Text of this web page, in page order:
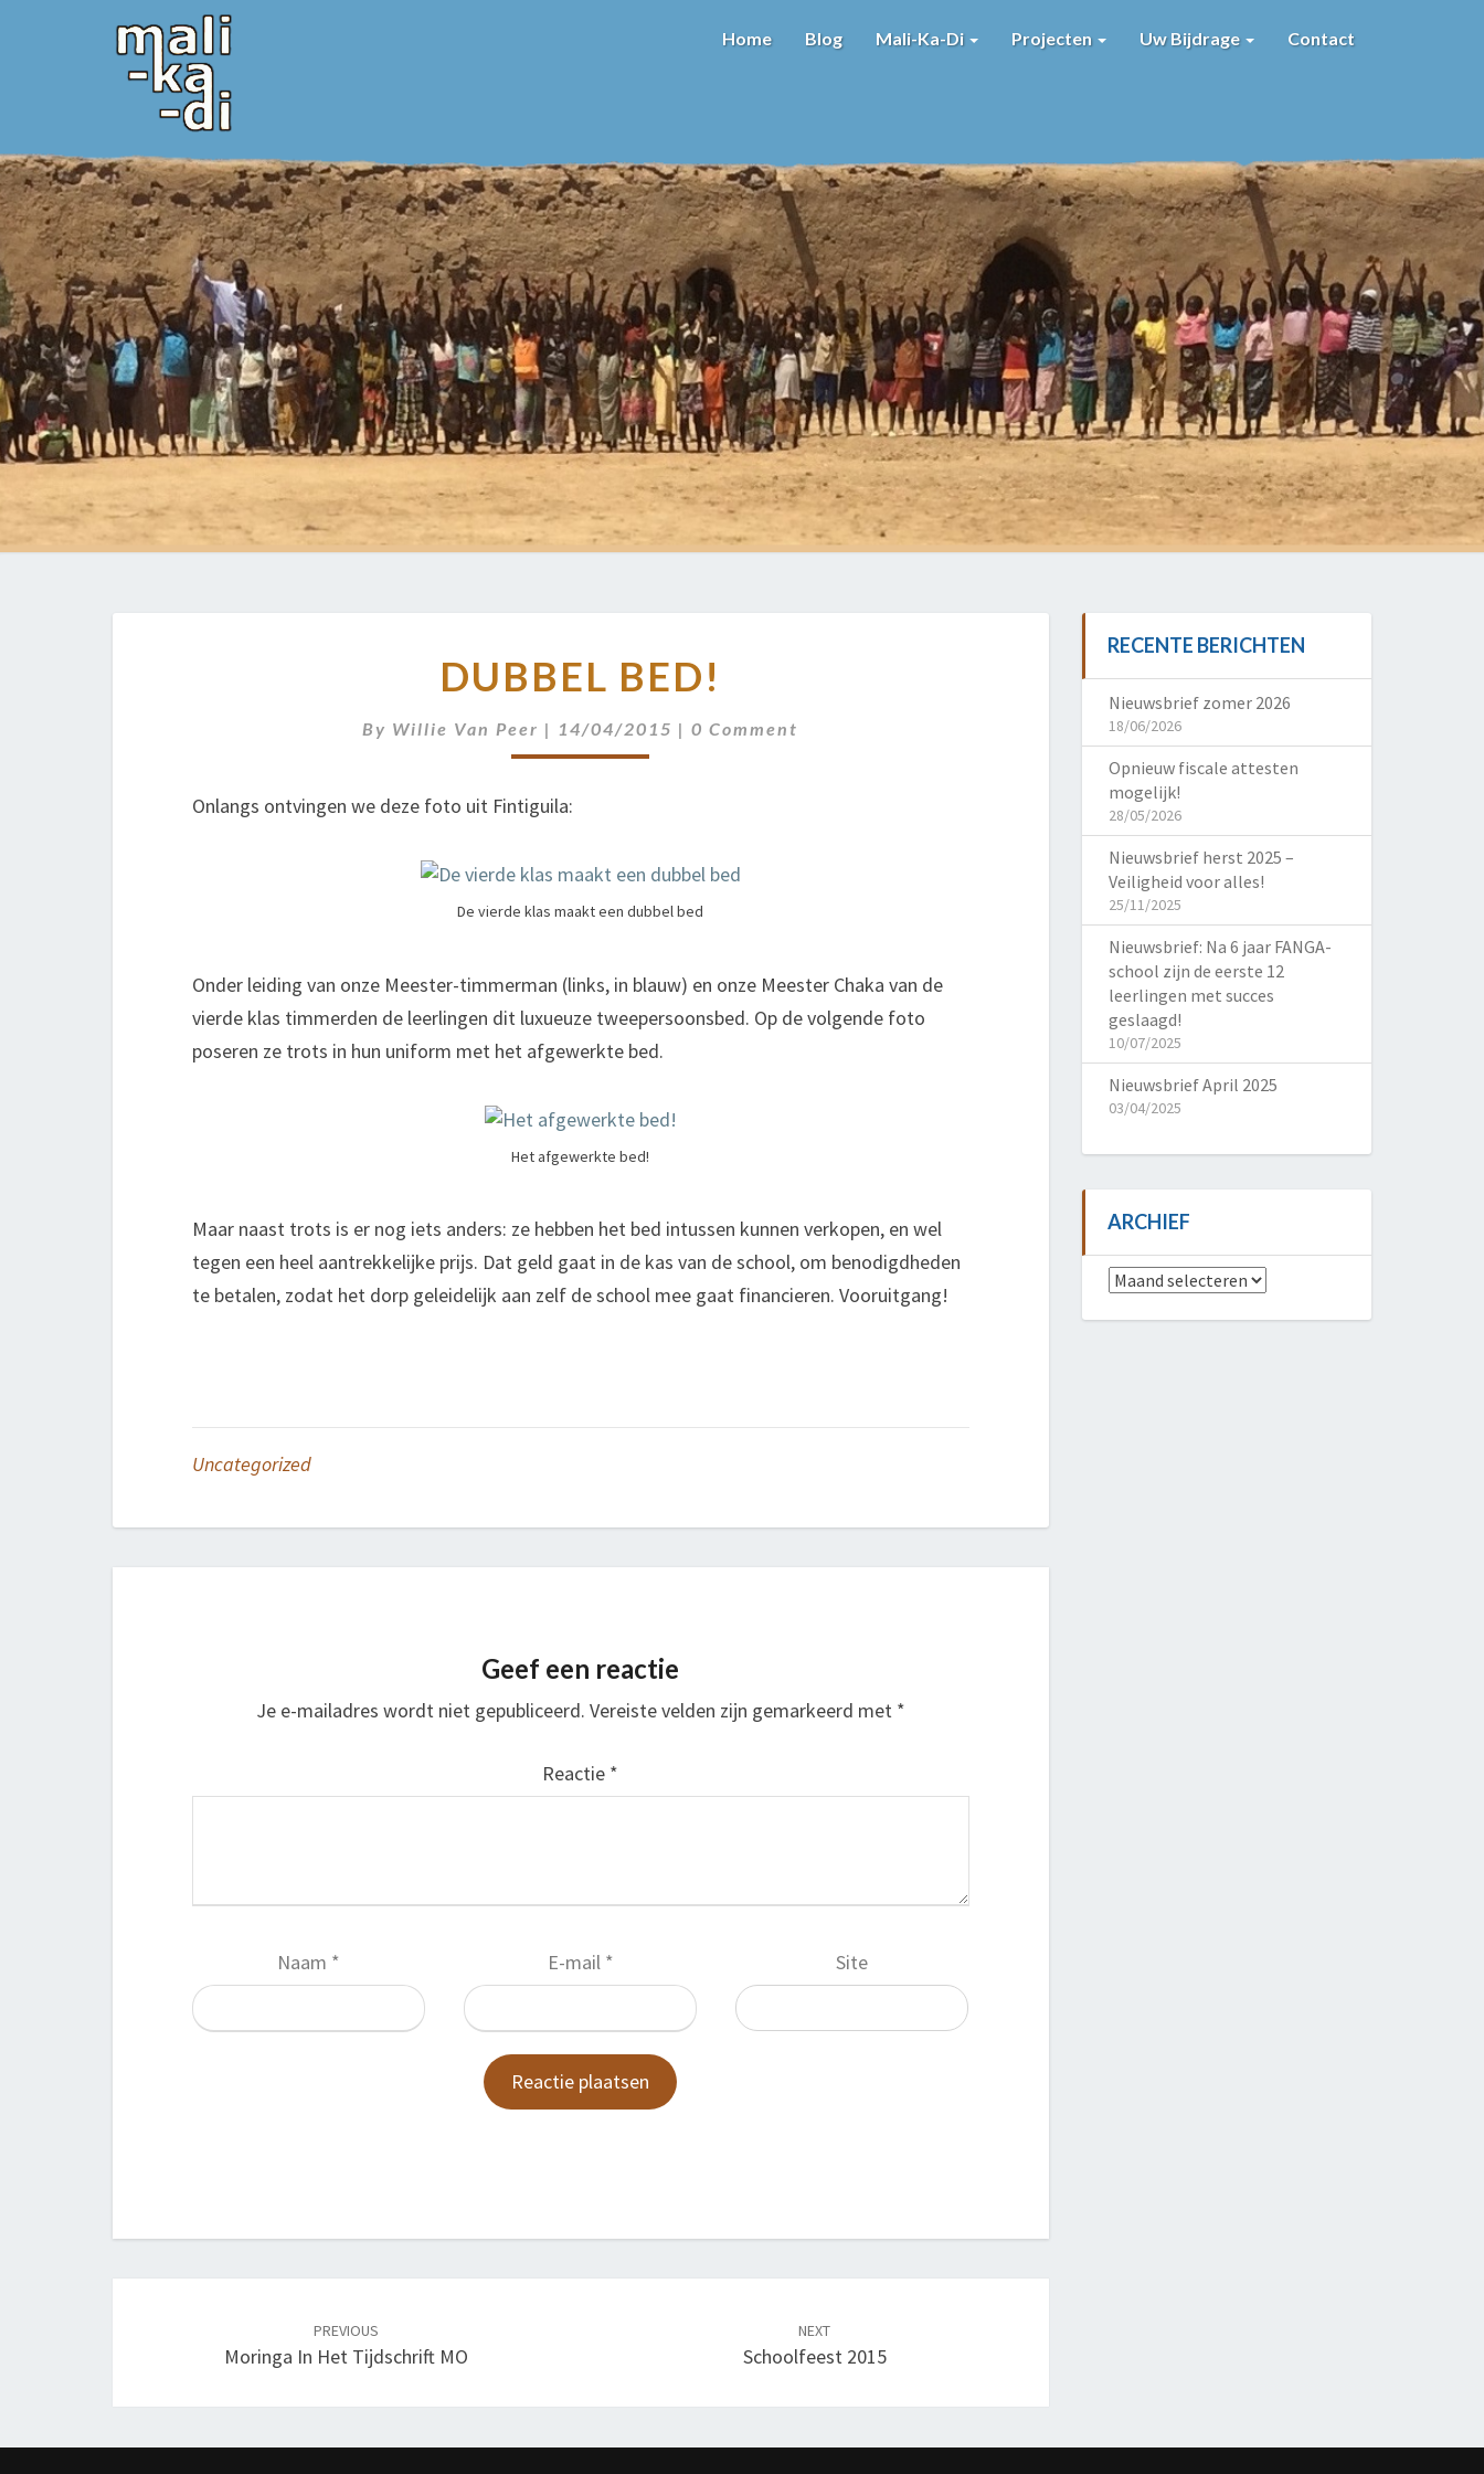
Home Blog Mali-Ka-Di Projecten Uw Bijdrage Contact
BED!
DUBBEL BED!
By Willie Van Peer | 14/04/2015 |Comments
0 Comment
Onlangs ontvingen we deze foto uit Fintiguila:
De vierde klas maakt een dubbel bed
Onder leiding van onze Meester-timmerman (links, in blauw) en onze Meester Chaka van de
vierde klas timmerden de leerlingen dit luxueuze tweepersoonsbed. Op de volgende foto
poseren ze trots in hun uniform met het afgewerkte bed.
Het afgewerkte bed!
Maar naast trots is er nog iets anders: ze hebben het bed intussen kunnen verkopen, en wel
tegen een heel aantrekkelijke prijs. Dat geld gaat in de kas van de school, om benodigdheden
te betalen, zodat het dorp geleidelijk aan zelf de school mee gaat financieren. Vooruitgang!
Uncategorized
Geef een reactie
Je e-mailadres wordt niet gepubliceerd. Vereiste velden zijn gemarkeerd met *
Reactie *
Naam * E-mail * Site
PREVIOUS
Moringa In Het Tijdschrift MO
NEXT
Schoolfeest 2015
RECENTE BERICHTEN
Nieuwsbrief zomer 2026
18/06/2026
Opnieuw fiscale attesten
mogelijk!
28/05/2026
Nieuwsbrief herst 2025 –
Veiligheid voor alles!
25/11/2025
Nieuwsbrief: Na 6 jaar FANGA-
school zijn de eerste 12
leerlingen met succes
geslaagd!
10/07/2025
Nieuwsbrief April 2025
03/04/2025
ARCHIEF
Archief